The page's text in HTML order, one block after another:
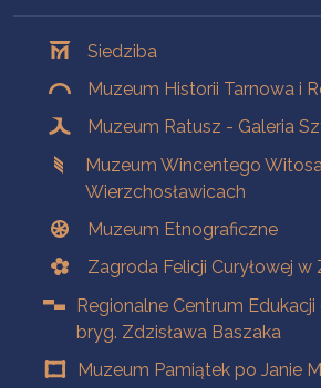
Siedziba
Muzeum Historii Tarnowa i
Muzeum Ratusz - Galeria
Muzeum Wincentego
Wierzchosławicach
Muzeum Etnograficzne
Zagroda Felicji Curyłowej w
Regionalne Centrum Edukacji
bryg. Zdzisława Baszaka
Muzeum Pamiątek po Janie